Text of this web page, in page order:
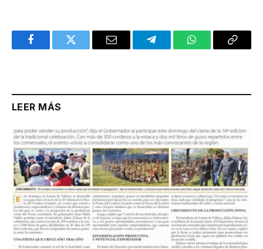
FacebookTwitter Email TelegramWhatsAppCopy
LEER MÁS